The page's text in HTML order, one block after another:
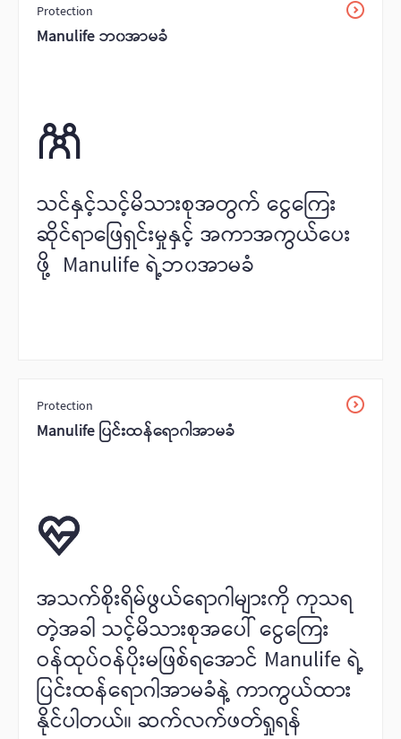
Protection
Manulife ဘ၀အာမခံ
သင်နှင့်သင့်မိသားစုအတွက် ငွေကြေး
ဆိုင်ရာဖြေရှင်းမှုနှင့် အကာအကွယ်ပေး
ဖို့ Manulife ရဲ့ဘ၀အာမခံ
Protection
Manulife ပြင်းထန်‌ရောဂါအာမခံ
အသက်စိုးရိမ်ဖွယ်ရောဂါများကို ကုသရ
တဲ့အခါ သင့်မိသားစုအပေါ် ငွေကြေး
ဝန်ထုပ်ဝန်ပိုးမဖြစ်ရအောင် Manulife ရဲ့
ပြင်းထန်‌ရောဂါအာမခံနဲ့ ကာကွယ်ထား
နိုင်ပါတယ်။ ဆက်လက်ဖတ်ရှုရန်